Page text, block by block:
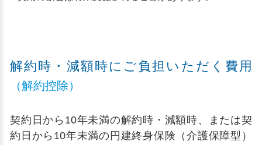
解約時・減額時にご負担いただく費用
（解約控除）
契約日から10年未満の解約時・減額時、または契
約日から10年未満の円建終身保険（介護保障型）